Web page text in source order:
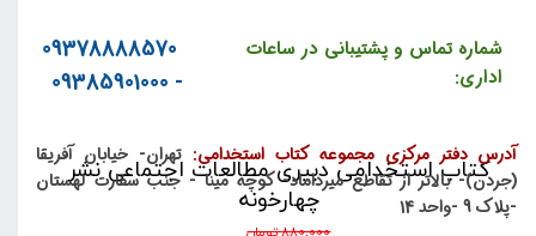
ای
روش نظام مند تحلیل سیاسی آیت الله
سوالات ادوار گذشته ی آزمون
استخدامی دبیر مطالعات اجتماعی
سوالات تالیفی و شبیه سازی شده ی
کتاب استخدامی دبیری مطالعات اجتماعی نشر
چهارخونه
۸۸۰,۰۰۰ تومان
شماره تماس و پشتیبانی در ساعات
اداری:
09378888570
- 09385901000
آدرس دفتر مرکزی مجموعه کتاب استخدامی: تهران- خیابان آفریقا
(جردن)- بالاتر از تقاطع میرداماد- کوچه مینا - جنب سفارت لهستان
-پلاک 9 -واحد 14